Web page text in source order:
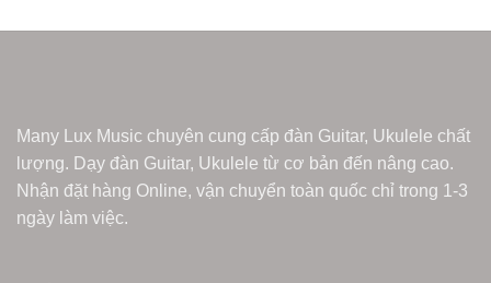
Many Lux Music chuyên cung cấp đàn Guitar, Ukulele chất
lượng. Dạy đàn Guitar, Ukulele từ cơ bản đến nâng cao.
Nhận đặt hàng Online, vận chuyển toàn quốc chỉ trong 1-3
ngày làm việc.